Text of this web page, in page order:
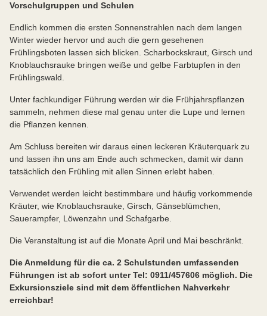
Vorschulgruppen und Schulen
Endlich kommen die ersten Sonnenstrahlen nach dem langen
Winter wieder hervor und auch die gern gesehenen
Frühlingsboten lassen sich blicken. Scharbockskraut, Girsch und
Knoblauchsrauke bringen weiße und gelbe Farbtupfen in den
Frühlingswald.
Unter fachkundiger Führung werden wir die Frühjahrspflanzen
sammeln, nehmen diese mal genau unter die Lupe und lernen
die Pflanzen kennen.
Am Schluss bereiten wir daraus einen leckeren Kräuterquark zu
und lassen ihn uns am Ende auch schmecken, damit wir dann
tatsächlich den Frühling mit allen Sinnen erlebt haben.
Verwendet werden leicht bestimmbare und häufig vorkommende
Kräuter, wie Knoblauchsrauke, Girsch, Gänseblümchen,
Sauerampfer, Löwenzahn und Schafgarbe.
Die Veranstaltung ist auf die Monate April und Mai beschränkt.
Die Anmeldung für die ca. 2 Schulstunden umfassenden
Führungen ist ab sofort unter Tel: 0911/457606 möglich. Die
Exkursionsziele sind mit dem öffentlichen Nahverkehr
erreichbar!